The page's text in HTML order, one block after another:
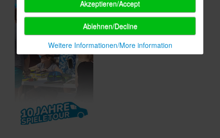
Akzeptieren/Accept
Ablehnen/Decline
Weitere Informationen/More information